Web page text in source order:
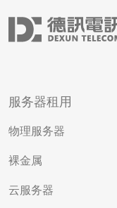
服务器租用
物理服务器
裸金属
云服务器